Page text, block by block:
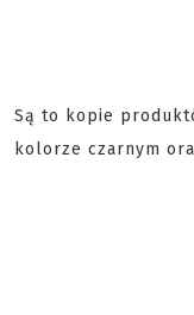
Są to kopie
kolorze czarnym